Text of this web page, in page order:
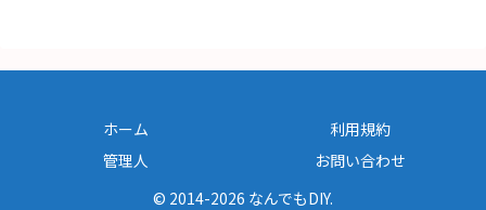
ホーム
利用規約
管理人
お問い合わせ
© 2014-2026 なんでもDIY.